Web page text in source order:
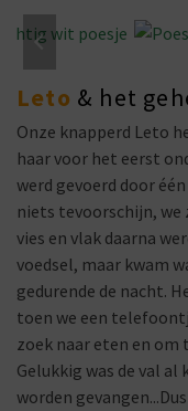
Leto & het
Onze knapperd Leto
haar voor het eerst
werd gevoerd door
niets tevoorschijn, we
vies en vlak daarna
voedsel, maar kwam
gedurende de nacht.
toen we een
zoek naar eten en om
Gelukkig was de val
worden